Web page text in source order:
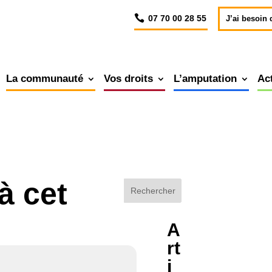
07 70 00 28 55 J’ai besoin
La communauté Vos droits L’amputation
cet
A
rt
i